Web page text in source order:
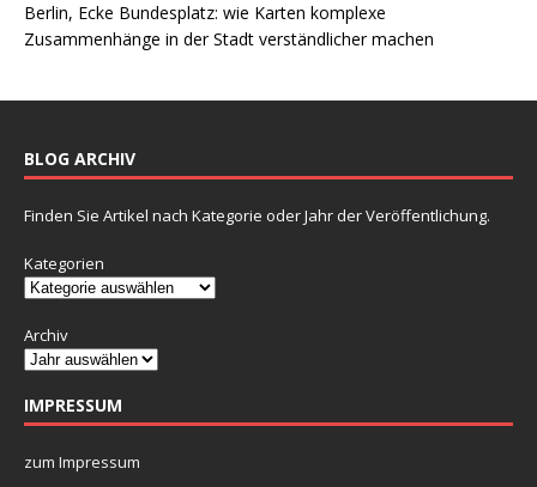
Berlin, Ecke Bundesplatz: wie Karten komplexe
Zusammenhänge in der Stadt verständlicher machen
BLOG ARCHIV
Finden Sie Artikel nach Kategorie oder Jahr der Veröffentlichung.
Kategorien
Archiv
IMPRESSUM
zum Impressum